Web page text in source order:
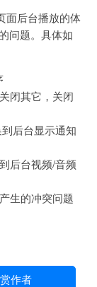
面后台播放的体
问题。具体如
闭其它，关闭
后台显示通知
后台视频/音频
生的冲突问题
作者